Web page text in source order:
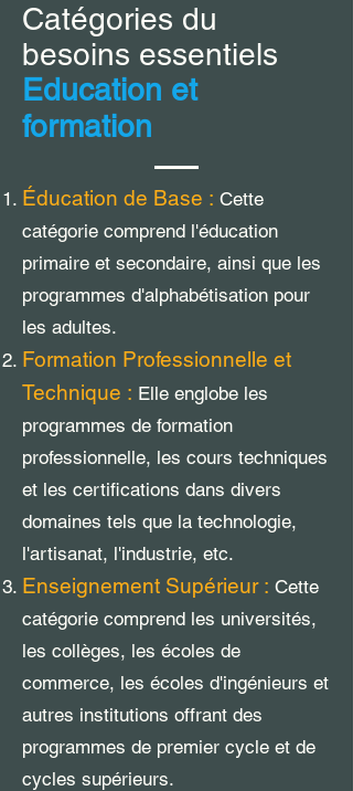
Catégories du
besoins essentiels
Education et
formation
Éducation de Base : Cette
catégorie comprend l'éducation
primaire et secondaire, ainsi que les
programmes d'alphabétisation pour
les adultes.
Formation Professionnelle et
Technique : Elle englobe les
programmes de formation
professionnelle, les cours techniques
et les certifications dans divers
domaines tels que la technologie,
l'artisanat, l'industrie, etc.
Enseignement Supérieur : Cette
catégorie comprend les universités,
les collèges, les écoles de
commerce, les écoles d'ingénieurs et
autres institutions offrant des
programmes de premier cycle et de
cycles supérieurs.